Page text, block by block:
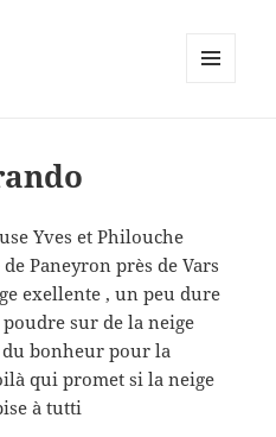
Yves et Philouche
Paneyron près de Vars
exellente , un peu dure
sur de la neige
du bonheur pour la
qui promet si la neige
à tutti